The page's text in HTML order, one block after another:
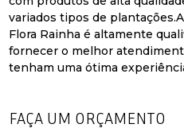
variados tipos de
Flora Rainha é altamente
fornecer o melhor
tenham uma ótima
FAÇA UM ORÇAMENTO